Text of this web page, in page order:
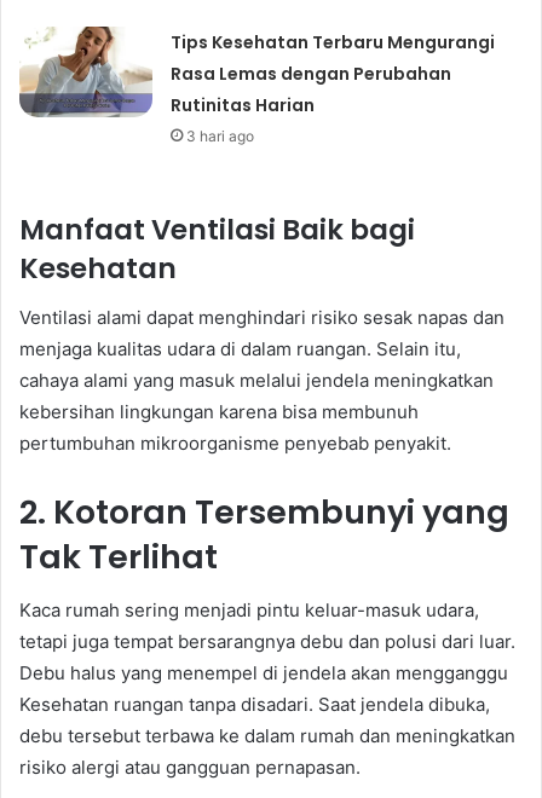
Tips Kesehatan Terbaru Mengurangi
Rasa Lemas dengan Perubahan
Rutinitas Harian
3 hari ago
Manfaat Ventilasi Baik bagi
Kesehatan
Ventilasi alami dapat menghindari risiko sesak napas dan
menjaga kualitas udara di dalam ruangan. Selain itu,
cahaya alami yang masuk melalui jendela meningkatkan
kebersihan lingkungan karena bisa membunuh
pertumbuhan mikroorganisme penyebab penyakit.
2. Kotoran Tersembunyi yang
Tak Terlihat
Kaca rumah sering menjadi pintu keluar-masuk udara,
tetapi juga tempat bersarangnya debu dan polusi dari luar.
Debu halus yang menempel di jendela akan mengganggu
Kesehatan ruangan tanpa disadari. Saat jendela dibuka,
debu tersebut terbawa ke dalam rumah dan meningkatkan
risiko alergi atau gangguan pernapasan.